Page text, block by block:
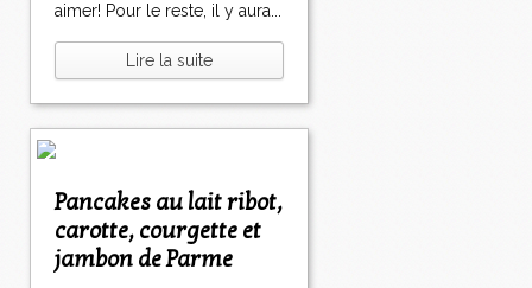
aimer! Pour le reste, il y aura...
Lire la suite
Pancakes au lait ribot,
carotte, courgette et
jambon de Parme